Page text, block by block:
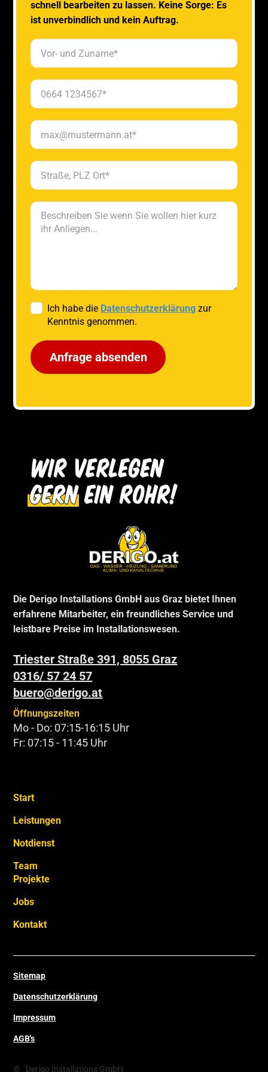
Die Derigo Installations GmbH aus Graz bietet Ihnen
erfahrene Mitarbeiter, ein freundliches Service und
leistbare Preise im Installationswesen.
Triester Straße 391, 8055 Graz
0316/ 57 24 57
buero@derigo.at
Öffnungszeiten
Mo - Do: 07:15-16:15 Uhr
Fr: 07:15 - 11:45 Uhr
Start
Leistungen
Notdienst
Team
Projekte
Jobs
Kontakt
schnell bearbeiten zu lassen. Keine Sorge: Es
ist unverbindlich und kein Auftrag.
Ich habe die Datenschutzerklärung zur
Kenntnis genommen.
Sitemap
Datenschutzerklärung
Impressum
AGB's
© Derigo Installations GmbH